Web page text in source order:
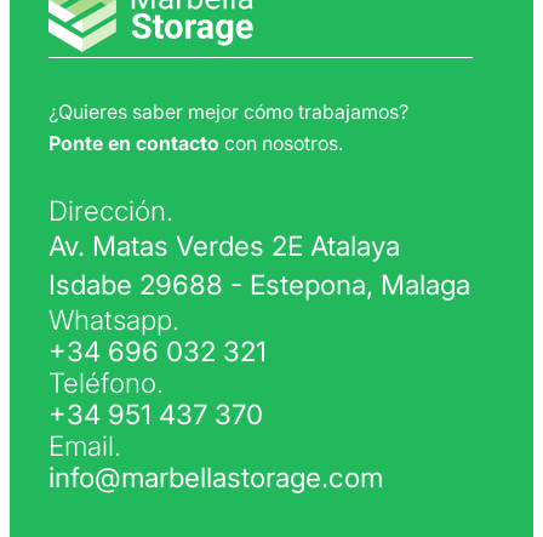
¿Quieres saber mejor cómo trabajamos?
Ponte en contacto con nosotros.
Dirección.
Av. Matas Verdes 2E Atalaya
Isdabe 29688 - Estepona, Malaga
Whatsapp.
+34 696 032 321
Teléfono.
+34 951 437 370
Email.
info@marbellastorage.com